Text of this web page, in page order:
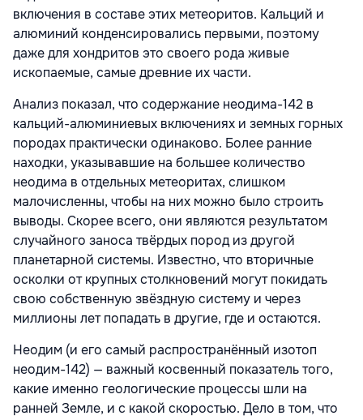
включения в составе этих метеоритов. Кальций и
алюминий конденсировались первыми, поэтому
даже для хондритов это своего рода живые
ископаемые, самые древние их части.
Анализ показал, что содержание неодима-142 в
кальций-алюминиевых включениях и земных горных
породах практически одинаково. Более ранние
находки, указывавшие на большее количество
неодима в отдельных метеоритах, слишком
малочисленны, чтобы на них можно было строить
выводы. Скорее всего, они являются результатом
случайного заноса твёрдых пород из другой
планетарной системы. Известно, что вторичные
осколки от крупных столкновений могут покидать
свою собственную звёздную систему и через
миллионы лет попадать в другие, где и остаются.
Неодим (и его самый распространённый изотоп
неодим-142) — важный косвенный показатель того,
какие именно геологические процессы шли на
ранней Земле, и с какой скоростью. Дело в том, что